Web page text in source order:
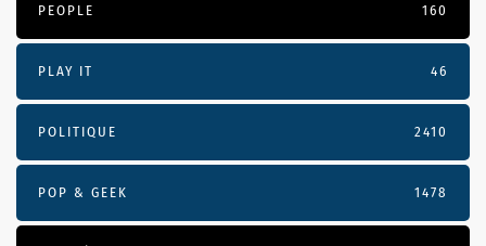
PEOPLE 160
PLAY IT 46
POLITIQUE 2410
POP & GEEK 1478